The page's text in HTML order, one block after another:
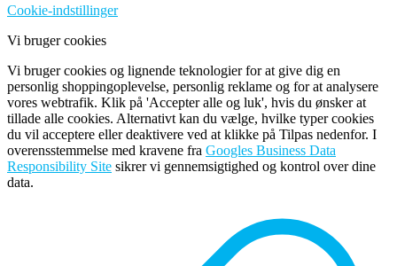
Cookie-indstillinger
Vi bruger cookies
Vi bruger cookies og lignende teknologier for at give dig en
personlig shoppingoplevelse, personlig reklame og for at analysere
vores webtrafik. Klik på 'Accepter alle og luk', hvis du ønsker at
tillade alle cookies. Alternativt kan du vælge, hvilke typer cookies
du vil acceptere eller deaktivere ved at klikke på Tilpas nedenfor. I
overensstemmelse med kravene fra Googles Business Data
Responsibility Site sikrer vi gennemsigtighed og kontrol over dine
data.